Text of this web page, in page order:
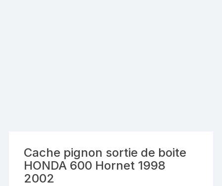
Cache pignon sortie de boite
HONDA 600 Hornet 1998
2002